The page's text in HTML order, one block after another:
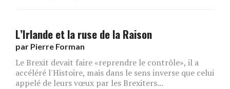
L’Irlande et la ruse de la Raison
par Pierre Forman
Le Brexit devait faire «reprendre le contrôle», il a
accéléré l'Histoire, mais dans le sens inverse que celui
appelé de leurs vœux par les Brexiters...